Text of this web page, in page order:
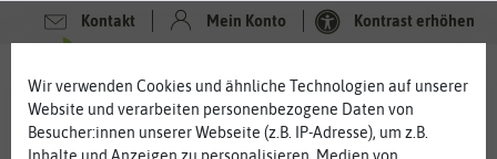
Kontakt Mein Konto Kontrast erhöhen
Filter
Wir verwenden Cookies und ähnliche Technologien auf unserer
Website und verarbeiten personenbezogene Daten von
Besucher:innen unserer Webseite (z.B. IP-Adresse), um z.B.